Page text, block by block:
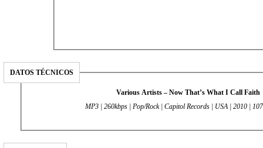
DATOS TÉCNICOS
Various Artists – Now That’s What I Call Faith
MP3 | 260kbps | Pop/Rock | Capitol Records | USA | 2010 |